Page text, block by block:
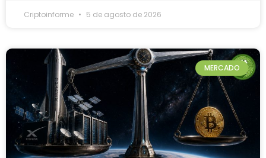
Criptoinforme 5 de agosto de 2026
MERCADO